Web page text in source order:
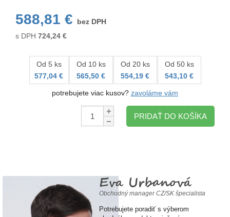
588,81 €
bez DPH
s DPH 724,24 €
Od 5 ks
577,04 €
Od 10 ks
565,50 €
Od 20 ks
554,19 €
Od 50 ks
543,10 €
potrebujete viac kusov? zavoláme vám
Množstvo:
PRIDAŤ DO KOŠÍKA
Eva Urbanová
Obchodný manager CZ/SK špecialista
Potrebujete poradiť s výberom